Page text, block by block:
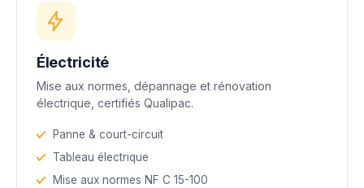
Électricité
Mise aux normes, dépannage et rénovation
électrique, certifiés Qualipac.
Panne & court-circuit
Tableau électrique
Mise aux normes NF C 15-100